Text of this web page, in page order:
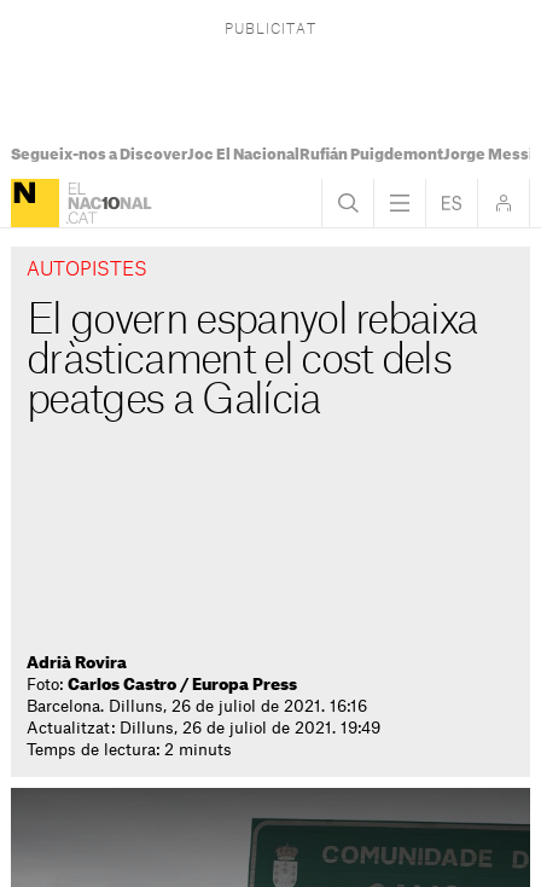
Segueix-nos a DiscoverJoc El Nacional Rufián PuigdemontJorge Messi
AUTOPISTES
El govern espanyol rebaixa
dràsticament el cost dels
peatges a Galícia
Adrià Rovira
Foto:Carlos Castro / Europa Press
Barcelona. Dilluns, 26 de juliol de 2021. 16:16
Actualitzat: Dilluns, 26 de juliol de 2021. 19:49
Temps de lectura: 2 minuts